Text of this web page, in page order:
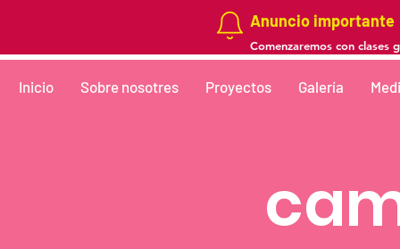
Anuncio importante
Comenzaremos con
Inicio Sobre nosotres Proyectos Galería